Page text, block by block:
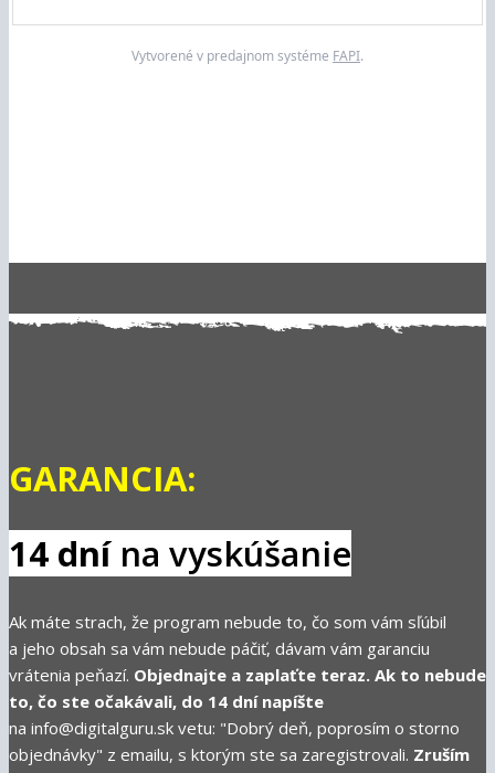
Vytvorené v predajnom systéme FAPI.
GARANCIA:
14 dnína vyskúšanie
Ak máte strach, že program nebude to, čo som vám sľúbil
a jeho obsah sa vám nebude páčiť, dávam vám garanciu
vrátenia peňazí. Objednajte a zaplaťte teraz. Ak to nebude
to, čo ste očakávali, do 14 dní napíšte
na info@digitalguru.sk vetu: "Dobrý deň, poprosím o storno
objednávky" z emailu, s ktorým ste sa zaregistrovali. Zruším